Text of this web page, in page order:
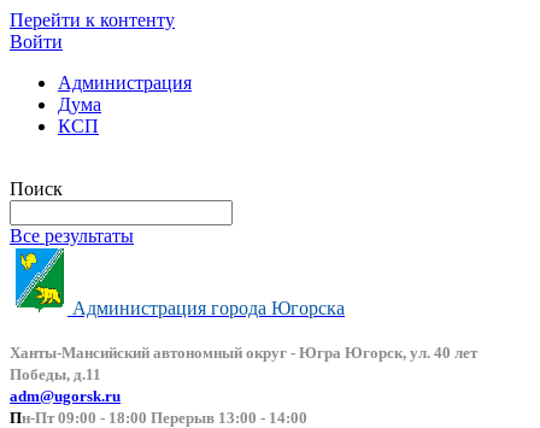
Перейти к контенту
Войти
Администрация
Дума
КСП
Поиск
Все результаты
Администрация города Югорска
Ханты-Мансийский автономный округ - Югра Югорск, ул. 40 лет
Победы, д.11
adm@ugorsk.ru
Пн-Пт 09:00 - 18:00 Перерыв 13:00 - 14:00